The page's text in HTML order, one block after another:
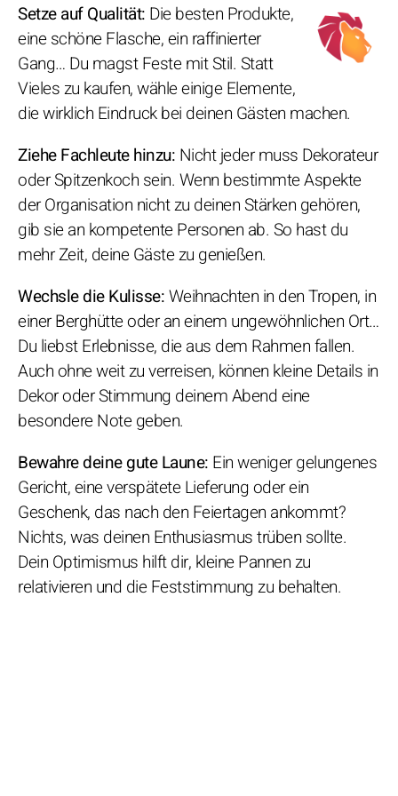
Setze auf Qualität: Die besten Produkte,
eine schöne Flasche, ein raffinierter
Gang… Du magst Feste mit Stil. Statt
Vieles zu kaufen, wähle einige Elemente,
die wirklich Eindruck bei deinen Gästen machen.
Ziehe Fachleute hinzu: Nicht jeder muss Dekorateur
oder Spitzenkoch sein. Wenn bestimmte Aspekte
der Organisation nicht zu deinen Stärken gehören,
gib sie an kompetente Personen ab. So hast du
mehr Zeit, deine Gäste zu genießen.
Wechsle die Kulisse:Weihnachten in den Tropen, in
einer Berghütte oder an einem ungewöhnlichen Ort…
Du liebst Erlebnisse, die aus dem Rahmen fallen.
Auch ohne weit zu verreisen, können kleine Details in
Dekor oder Stimmung deinem Abend eine
besondere Note geben.
Bewahre deine gute Laune: Ein weniger gelungenes
Gericht, eine verspätete Lieferung oder ein
Geschenk, das nach den Feiertagen ankommt?
Nichts, was deinen Enthusiasmus trüben sollte.
Dein Optimismus hilft dir, kleine Pannen zu
relativieren und die Feststimmung zu behalten.